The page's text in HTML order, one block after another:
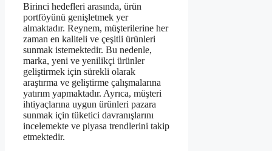
Birinci hedefleri arasında, ürün
portföyünü genişletmek yer
almaktadır. Reynem, müşterilerine her
zaman en kaliteli ve çeşitli ürünleri
sunmak istemektedir. Bu nedenle,
marka, yeni ve yenilikçi ürünler
geliştirmek için sürekli olarak
araştırma ve geliştirme çalışmalarına
yatırım yapmaktadır. Ayrıca, müşteri
ihtiyaçlarına uygun ürünleri pazara
sunmak için tüketici davranışlarını
incelemekte ve piyasa trendlerini takip
etmektedir.